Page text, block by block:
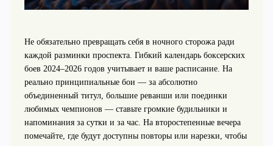
Не обязательно превращать себя в ночного сторожа ради
каждой разминки проспекта. Гибкий календарь боксерских
боев 2024–2026 годов учитывает и ваше расписание. На
реально принципиальные бои — за абсолютно
объединенный титул, большие реванши или поединки
любимых чемпионов — ставьте громкие будильники и
напоминания за сутки и за час. На второстепенные вечера
помечайте, где будут доступны повторы или нарезки, чтобы